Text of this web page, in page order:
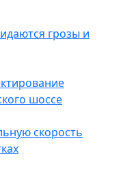
грозы и
шоссе
скорость